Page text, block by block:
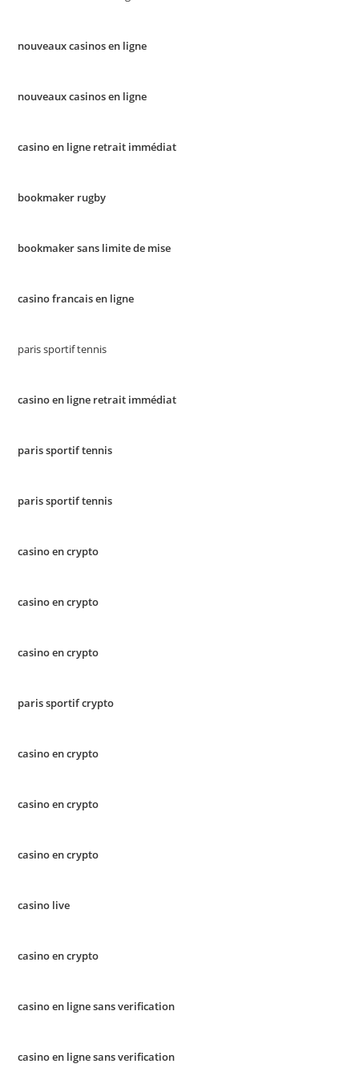
nouveaux casinos en ligne
nouveaux casinos en ligne
casino en ligne retrait immédiat
bookmaker rugby
bookmaker sans limite de mise
casino francais en ligne
paris sportif tennis
casino en ligne retrait immédiat
paris sportif tennis
paris sportif tennis
casino en crypto
casino en crypto
casino en crypto
paris sportif crypto
casino en crypto
casino en crypto
casino en crypto
casino live
casino en crypto
casino en ligne sans verification
casino en ligne sans verification